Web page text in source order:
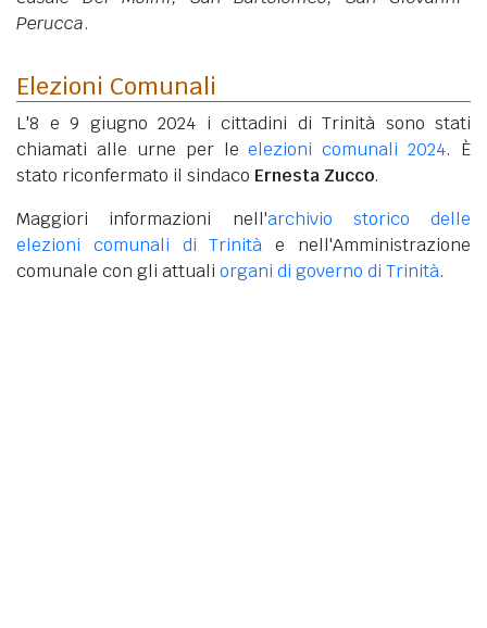
Perucca.
Elezioni Comunali
L'8 e 9 giugno 2024 i cittadini di Trinità sono stati
chiamati alle urne per leelezioni comunali 2024. È
stato riconfermato il sindaco Ernesta Zucco.
Maggiori informazioni nell'archivio storico delle
elezioni comunali di Trinità e nell'Amministrazione
comunale con gli attuali organi di governo di Trinità.